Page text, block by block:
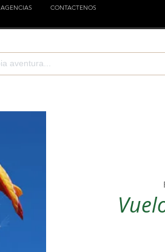
AGENCIAS CONTACTENOS